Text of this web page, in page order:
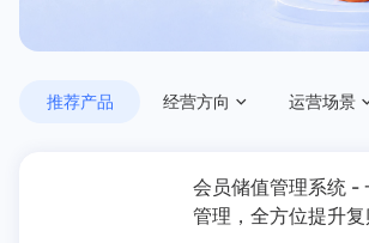
推荐产品 经营方向 运营场景
会员储值管理系统 -
管理，全方位提升